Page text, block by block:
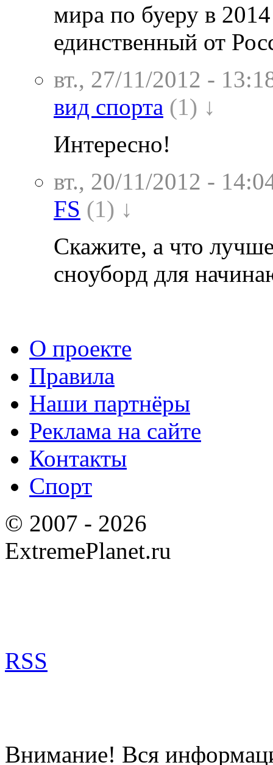
мира по буеру в
единственный от
вт., 27/11/2012 -
вид спорта (1) ↓
Интересно!
вт., 20/11/2012 -
FS (1) ↓
Скажите, а что
сноуборд для
О проекте
Правила
Наши партнёры
Реклама на сайте
Контакты
Спорт
© 2007 - 2026
ExtremePlanet.ru
RSS
Внимание! Вся